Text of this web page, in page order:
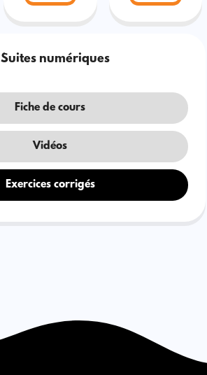
Suites numériques
Fiche de cours
Vidéos
Exercices corrigés